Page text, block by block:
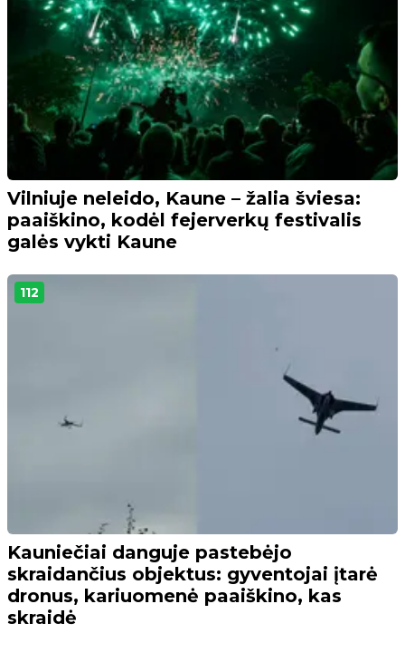
Vilniuje neleido, Kaune – žalia šviesa:
paaiškino, kodėl fejerverkų festivalis
galės vykti Kaune
112
Kauniečiai danguje pastebėjo
skraidančius objektus: gyventojai įtarė
dronus, kariuomenė paaiškino, kas
skraidė